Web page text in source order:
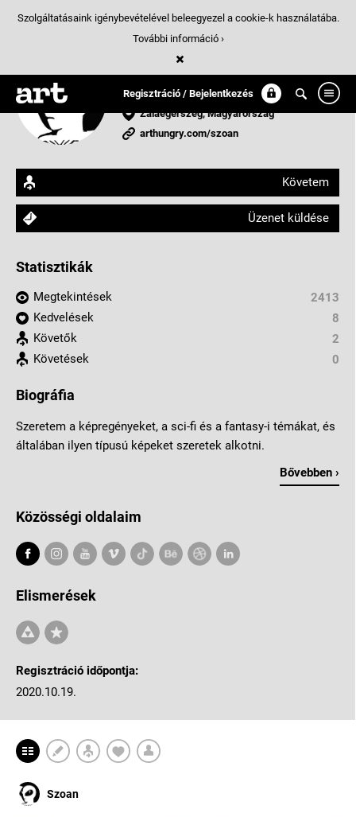
Regisztráció / Bejelentkezés
Szoan
illusztrátor
Zalaegerszeg, Magyarország
arthungry.com/szoan
Követem
Üzenet küldése
Statisztikák
Megtekintések
2413
Kedvelések
8
Követők
2
Követések
0
Biográfia
Szeretem a képregényeket, a sci-fi és a fantasy-i témákat, és
általában ilyen típusú képeket szeretek alkotni.
Bővebben ›
Közösségi oldalaim
Elismerések
Regisztráció időpontja:
2020.10.19.
Szoan
Szolgáltatásaink igénybevételével beleegyezel a cookie-k használatába.
További információ ›